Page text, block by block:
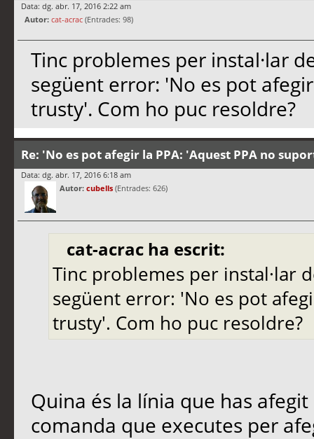
Data: dg. abr. 17, 2016 2:22 am
Autor: cat-acrac (Entrades: 98)
Tinc problemes per instal·lar
següent error: 'No es pot
trusty'. Com ho puc resoldre?
Re: 'No es pot afegir la PPA: 'Aquest PPA no
Data: dg. abr. 17, 2016 6:18 am
Autor: cubells (Entrades: 626)
cat-acrac ha escrit:
Tinc problemes per instal·lar
següent error: 'No es pot
trusty'. Com ho puc resoldre?
Quina és la línia que has
comanda que executes per